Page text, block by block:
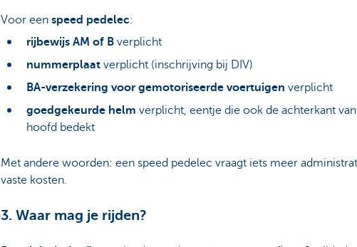
Voor eenspeed pedelec:
rijbewijs AM of Bverplicht
nummerplaat verplicht (inschrijving bij DIV)
BA-verzekering voor gemotoriseerde voertuigen verplicht
goedgekeurde helm verplicht, eentje die ook de achterkant
hoofd bedekt
Met andere woorden: een speed pedelec vraagt iets meer
vaste kosten.
3. Waar mag je rijden?